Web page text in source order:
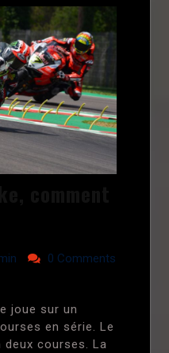
0 Comments
joue sur un
en série. Le
deux courses. La